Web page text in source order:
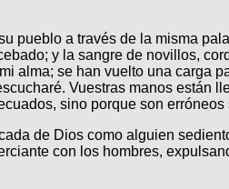
pueblo a través de la misma
y la sangre de novillos,
alma; se han vuelto una carga
Vuestras manos están
sino porque son erróneos
de Dios como alguien
con los hombres,